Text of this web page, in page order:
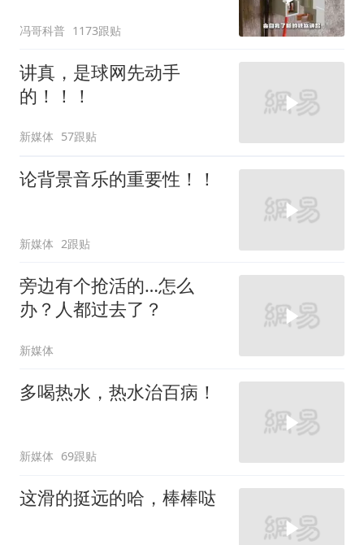
冯哥科普 1173跟贴
讲真，是球网先动手
的！！！
新媒体 57跟贴
论背景音乐的重要性！！
新媒体 2跟贴
旁边有个抢活的…怎么
办？人都过去了？
新媒体
多喝热水，热水治百病！
新媒体 69跟贴
这滑的挺远的哈，棒棒哒